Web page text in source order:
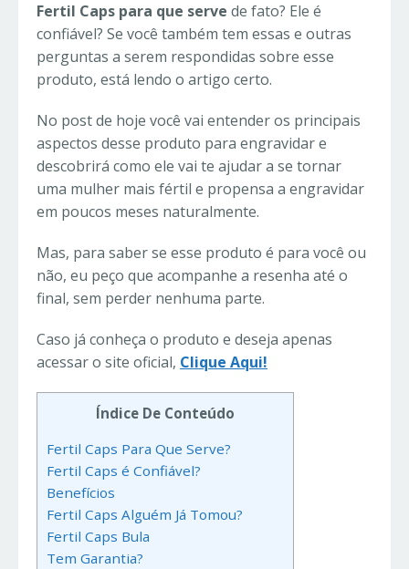
Fertil Caps para que serve de fato? Ele é
confiável? Se você também tem essas e outras
perguntas a serem respondidas sobre esse
produto, está lendo o artigo certo.
No post de hoje você vai entender os principais
aspectos desse produto para engravidar e
descobrirá como ele vai te ajudar a se tornar
uma mulher mais fértil e propensa a engravidar
em poucos meses naturalmente.
Mas, para saber se esse produto é para você ou
não, eu peço que acompanhe a resenha até o
final, sem perder nenhuma parte.
Caso já conheça o produto e deseja apenas
acessar o site oficial, Clique Aqui!
Índice De Conteúdo
Fertil Caps Para Que Serve?
Fertil Caps é Confiável?
Benefícios
Fertil Caps Alguém Já Tomou?
Fertil Caps Bula
Tem Garantia?